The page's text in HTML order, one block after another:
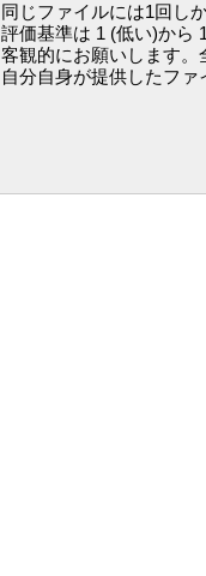
同じファイルには1回し
評価基準は 1 (低い)から
客観的にお願いします
自分自身が提供したフ